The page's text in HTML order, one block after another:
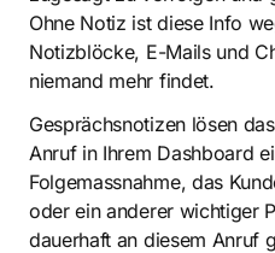
Ohne Notiz ist diese Info
Notizblöcke, E-Mails und
niemand mehr findet.
Gesprächsnotizen lösen
Anruf in Ihrem Dashboard
Folgemassnahme, das
oder ein anderer wichtiger
dauerhaft an diesem Anruf